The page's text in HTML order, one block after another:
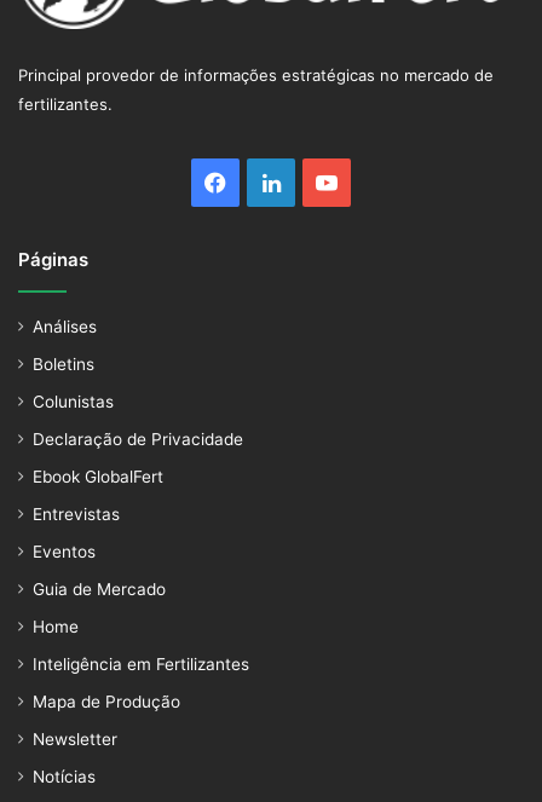
Principal provedor de informações estratégicas no mercado de
fertilizantes.
Facebook
LinkedinYouTube
Páginas
Análises
Boletins
Colunistas
Declaração de Privacidade
Ebook GlobalFert
Entrevistas
Eventos
Guia de Mercado
Home
Inteligência em Fertilizantes
Mapa de Produção
Newsletter
Notícias